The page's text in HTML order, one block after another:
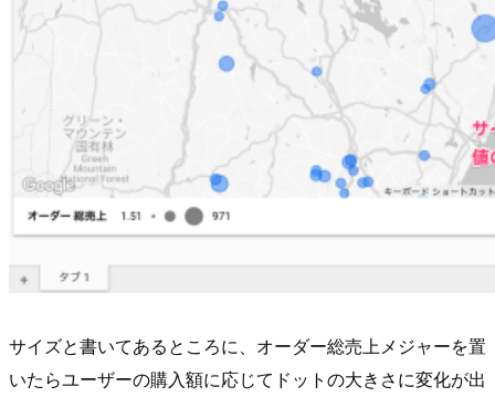
サイズと書いてあるところに、オーダー総売上メジャーを置
いたらユーザーの購入額に応じてドットの大きさに変化が出